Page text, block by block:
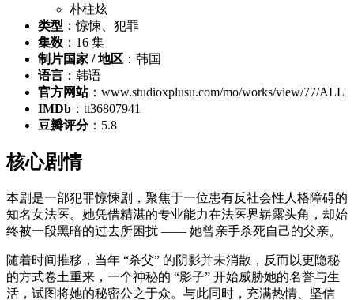
朴柱炫
类型 ：惊悚、犯罪
集数 ：16 集
制片国家 / 地区 ：韩国
语言 ：韩语
官方网站：www.studioxplusu.com/mo/works/view/77/ALL
IMDb ：tt36807941
豆瓣评分：5.8
核心剧情
本剧是一部犯罪惊悚剧，聚焦于一位患有反社会性人格障碍的
知名女法医。她凭借精湛的专业能力在法医界崭露头角，却始
终被一段黑暗的过去所困扰 —— 她曾亲手杀死自己的父亲。
随着时间推移，当年 “杀父” 的阴影并未消散，反而以更隐秘
的方式卷土重来，一个神秘的 “影子” 开始威胁她的名誉与生
活，试图将她的秘密公之于众。与此同时，充满热情、坚信